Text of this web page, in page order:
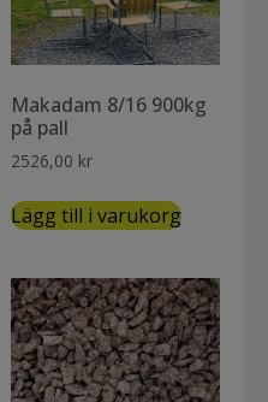
Makadam 8/16 900kg
på pall
2526,00 kr
Lägg till i varukorg